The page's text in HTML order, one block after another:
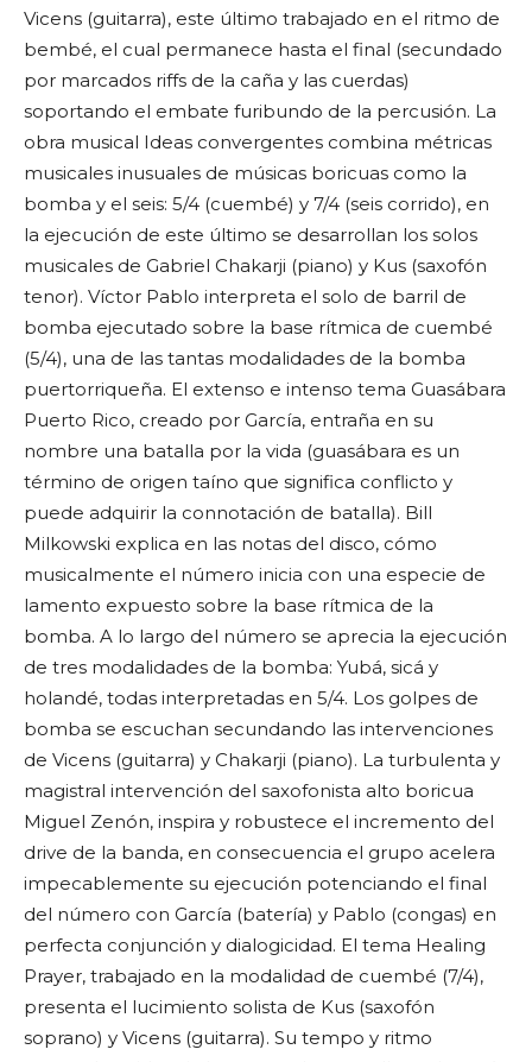
Vicens (guitarra), este último trabajado en el ritmo de
bembé, el cual permanece hasta el final (secundado
por marcados riffs de la caña y las cuerdas)
soportando el embate furibundo de la percusión. La
obra musical Ideas convergentes combina métricas
musicales inusuales de músicas boricuas como la
bomba y el seis: 5/4 (cuembé) y 7/4 (seis corrido), en
la ejecución de este último se desarrollan los solos
musicales de Gabriel Chakarji (piano) y Kus (saxofón
tenor). Víctor Pablo interpreta el solo de barril de
bomba ejecutado sobre la base rítmica de cuembé
(5/4), una de las tantas modalidades de la bomba
puertorriqueña. El extenso e intenso tema Guasábara
Puerto Rico, creado por García, entraña en su
nombre una batalla por la vida (guasábara es un
término de origen taíno que significa conflicto y
puede adquirir la connotación de batalla). Bill
Milkowski explica en las notas del disco, cómo
musicalmente el número inicia con una especie de
lamento expuesto sobre la base rítmica de la
bomba. A lo largo del número se aprecia la ejecución
de tres modalidades de la bomba: Yubá, sicá y
holandé, todas interpretadas en 5/4. Los golpes de
bomba se escuchan secundando las intervenciones
de Vicens (guitarra) y Chakarji (piano). La turbulenta y
magistral intervención del saxofonista alto boricua
Miguel Zenón, inspira y robustece el incremento del
drive de la banda, en consecuencia el grupo acelera
impecablemente su ejecución potenciando el final
del número con García (batería) y Pablo (congas) en
perfecta conjunción y dialogicidad. El tema Healing
Prayer, trabajado en la modalidad de cuembé (7/4),
presenta el lucimiento solista de Kus (saxofón
soprano) y Vicens (guitarra). Su tempo y ritmo